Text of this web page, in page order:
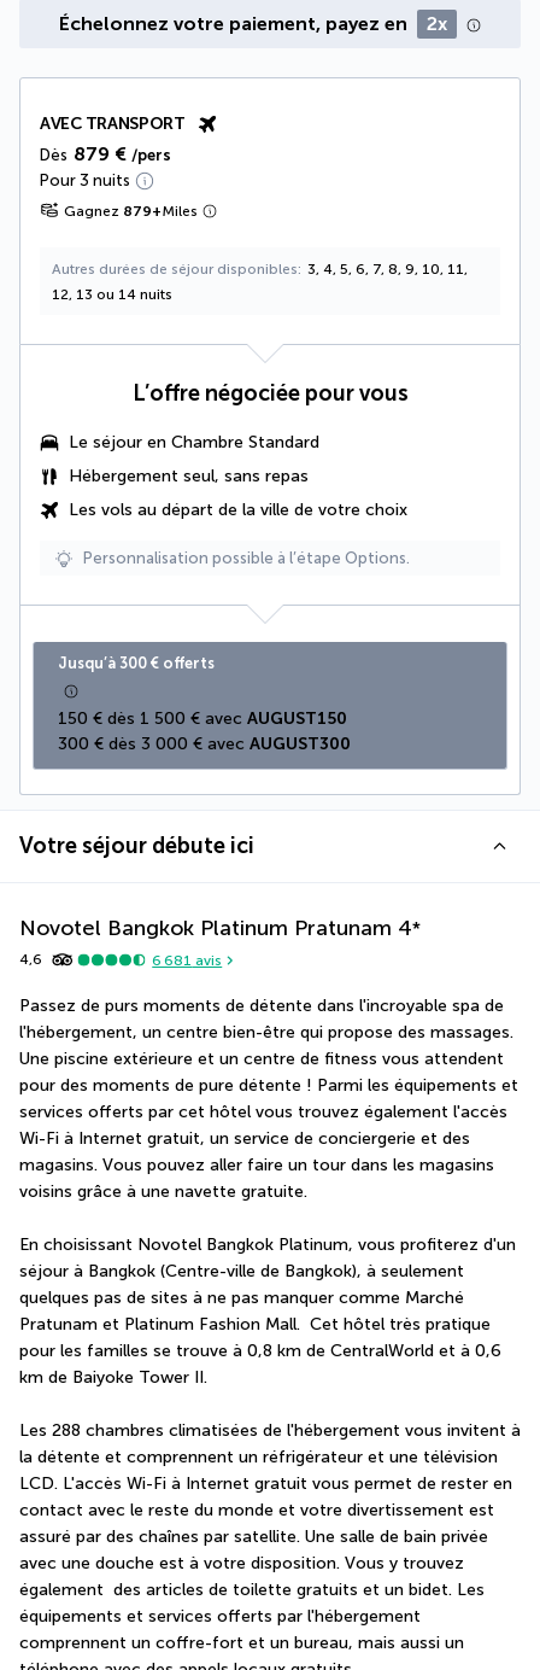
Échelonnez votre paiement, payez en 2x
AVEC TRANSPORT
Dès 879 € /pers
Pour 3 nuits
Gagnez 879+Miles
Autres durées de séjour disponibles
3, 4, 5, 6, 7, 8, 9, 10, 11,
12, 13 ou 14 nuits
L’offre négociée pour vous
Le séjour en Chambre Standard
Hébergement seul, sans repas
Les vols au départ de la ville de votre choix
Personnalisation possible à l’étape Options.
Jusqu’à 300 € offerts
150 € dès 1 500 € avec AUGUST150
300 € dès 3 000 € avec AUGUST300
Votre séjour débute ici
Novotel Bangkok Platinum Pratunam 4*
4,6 6 681 avis
Passez de purs moments de détente dans l'incroyable spa de
l'hébergement, un centre bien-être qui propose des massages.
Une piscine extérieure et un centre de fitness vous attendent
pour des moments de pure détente ! Parmi les équipements et
services offerts par cet hôtel vous trouvez également l'accès
Wi-Fi à Internet gratuit, un service de conciergerie et des
magasins. Vous pouvez aller faire un tour dans les magasins
voisins grâce à une navette gratuite.
En choisissant Novotel Bangkok Platinum, vous profiterez d'un
séjour à Bangkok (Centre-ville de Bangkok), à seulement
quelques pas de sites à ne pas manquer comme Marché
Pratunam et Platinum Fashion Mall.  Cet hôtel très pratique
pour les familles se trouve à 0,8 km de CentralWorld et à 0,6
km de Baiyoke Tower II.
Les 288 chambres climatisées de l'hébergement vous invitent à
la détente et comprennent un réfrigérateur et une télévision
LCD. L'accès Wi-Fi à Internet gratuit vous permet de rester en
contact avec le reste du monde et votre divertissement est
assuré par des chaînes par satellite. Une salle de bain privée
avec une douche est à votre disposition. Vous y trouvez
également  des articles de toilette gratuits et un bidet. Les
équipements et services offerts par l'hébergement
comprennent un coffre-fort et un bureau, mais aussi un